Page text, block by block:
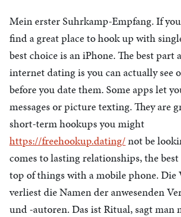
Mein erster Suhrkamp-Empfang. If
find a great place to hook up with
best choice is an iPhone. The best part
internet dating is you can actually see
before you date them. Some apps let
messages or picture texting. They are
short-term hookups you might
https://freehookup.dating/not be
comes to lasting relationships, the
top of things with a mobile phone. Die
verliest die Namen der anwesenden
und -autoren. Das ist Ritual, sagt